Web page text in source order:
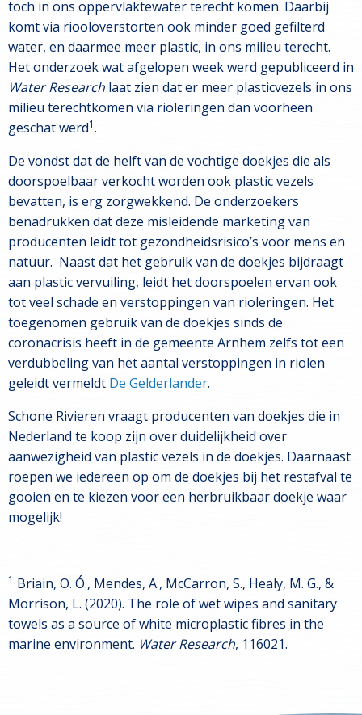
toch in ons oppervlaktewater terecht komen. Daarbij
komt via riooloverstorten ook minder goed gefilterd
water, en daarmee meer plastic, in ons milieu terecht.
Het onderzoek wat afgelopen week werd gepubliceerd in
Water Research laat zien dat er meer plasticvezels in ons
milieu terechtkomen via rioleringen dan voorheen
geschat werd1.
De vondst dat de helft van de vochtige doekjes die als
doorspoelbaar verkocht worden ook plastic vezels
bevatten, is erg zorgwekkend. De onderzoekers
benadrukken dat deze misleidende marketing van
producenten leidt tot gezondheidsrisico’s voor mens en
natuur. Naast dat het gebruik van de doekjes bijdraagt
aan plastic vervuiling, leidt het doorspoelen ervan ook
tot veel schade en verstoppingen van rioleringen. Het
toegenomen gebruik van de doekjes sinds de
coronacrisis heeft in de gemeente Arnhem zelfs tot een
verdubbeling van het aantal verstoppingen in riolen
geleidt vermeldt De Gelderlander.
Schone Rivieren vraagt producenten van doekjes die in
Nederland te koop zijn over duidelijkheid over
aanwezigheid van plastic vezels in de doekjes. Daarnaast
roepen we iedereen op om de doekjes bij het restafval te
gooien en te kiezen voor een herbruikbaar doekje waar
mogelijk!
1 Briain, O. Ó., Mendes, A., McCarron, S., Healy, M. G., &
Morrison, L. (2020). The role of wet wipes and sanitary
towels as a source of white microplastic fibres in the
marine environment. Water Research, 116021.